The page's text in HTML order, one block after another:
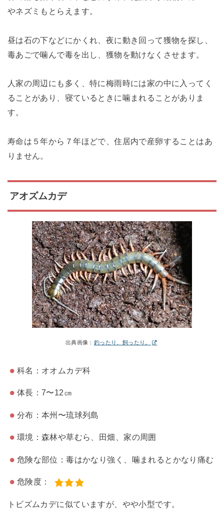
やネズミもとらえます。
昼は石の下などにかくれ、夜に動き回って獲物を探し、
毒あごで噛んで毒を出し、獲物を動けなくさせます。
人家の周辺にも多く、特に梅雨時には家の中に入ってく
ることがあり、寝ているときに噛まれることがありま
す。
寿命は５年から７年ほどで、住居内で産卵することはあ
りません。
アオズムカデ
出典画像： 釣ったり、飼ったり。
科名：オオムカデ科
体長：7〜12㎝
分布：本州〜琉球列島
環境：森林や草むら、田畑、家の周囲
危険な部位：毒はかなり強く、噛まれるとかなり痛む
危険度：
トビズムカデに似ていますが、やや小型です。